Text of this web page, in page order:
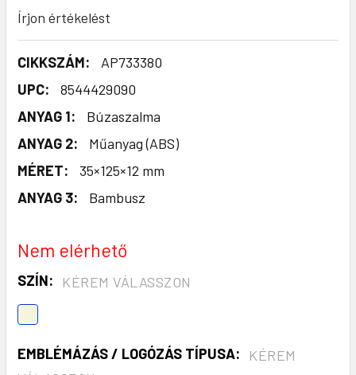
Írjon értékelést
CIKKSZÁM:
AP733380
UPC:
8544429090
ANYAG 1:
Búzaszalma
ANYAG 2:
Műanyag (ABS)
MÉRET:
35×125×12 mm
ANYAG 3:
Bambusz
Nem elérhető
SZÍN: KÉREM VÁLASSZON
EMBLÉMÁZÁS / LOGÓZÁS TÍPUSA:
KÉREM